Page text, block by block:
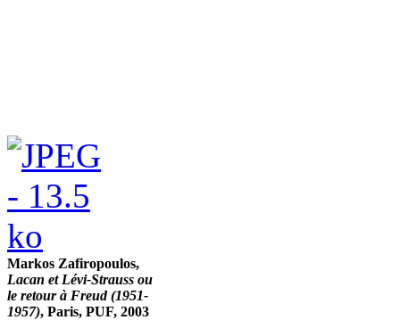
Markos Zafiropoulos,
Lacan et Lévi-Strauss ou
le retour à Freud (1951-
1957), Paris, PUF, 2003